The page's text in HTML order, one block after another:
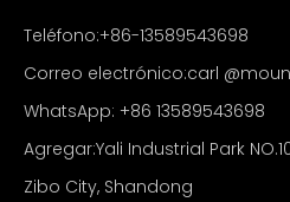
Teléfono:+86-13589543698
Correo electrónico:carl
WhatsApp: +86 13589543698
Agregar:Yali Industrial Park
Zibo City, Shandong